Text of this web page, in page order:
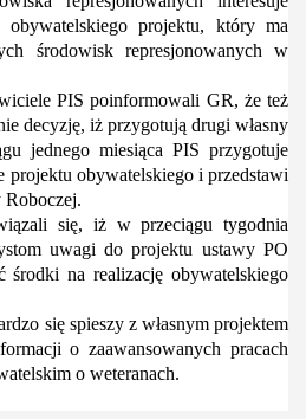
obywatelskiego projektu, który ma
środowisk represjonowanych w
PIS poinformowali GR, że też
decyzję, iż przygotują drugi własny
jednego miesiąca PIS przygotuje
projektu obywatelskiego i przedstawi
Roboczej.
się, iż w przeciągu tygodnia
uwagi do projektu ustawy PO
środki na realizację obywatelskiego
się spieszy z własnym projektem
o zaawansowanych pracach
o weteranach.